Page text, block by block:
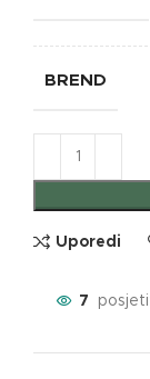
BREND
Uporedi
7